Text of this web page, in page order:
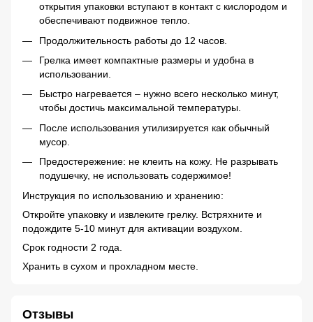
открытия упаковки вступают в контакт с кислородом и
обеспечивают подвижное тепло.
Продолжительность работы до 12 часов.
Грелка имеет компактные размеры и удобна в
использовании.
Быстро нагревается – нужно всего несколько минут,
чтобы достичь максимальной температуры.
После использования утилизируется как обычный
мусор.
Предостережение: не клеить на кожу. Не разрывать
подушечку, не использовать содержимое!
Инструкция по использованию и хранению:
Откройте упаковку и извлеките грелку. Встряхните и
подождите 5-10 минут для активации воздухом.
Срок годности 2 года.
Хранить в сухом и прохладном месте.
Отзывы